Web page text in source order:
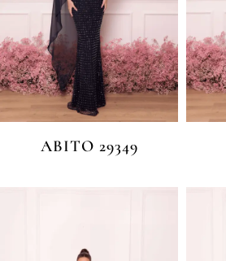
ABITO 29349